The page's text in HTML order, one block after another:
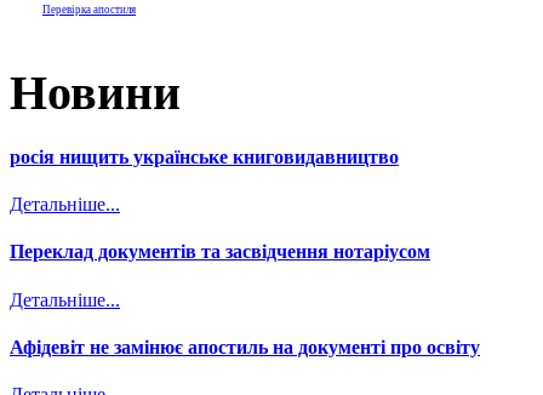
Перевірка апостиля
Новини
росія нищить українське книговидавництво
Детальніше...
Переклад документів та засвідчення нотаріусом
Детальніше...
Афідевіт не замінює апостиль на документі про освіту